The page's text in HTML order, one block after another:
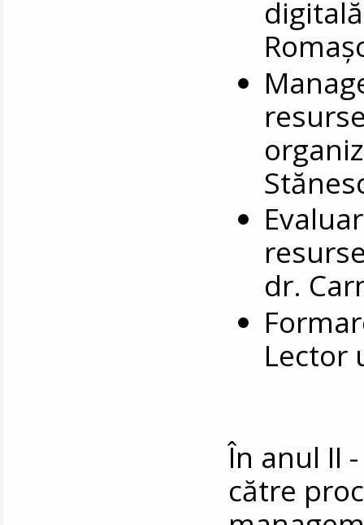
dr.
Lector
În anul II
către